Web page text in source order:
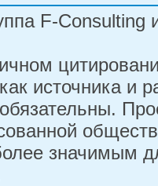
F-
источника и
обязательны.
значимым